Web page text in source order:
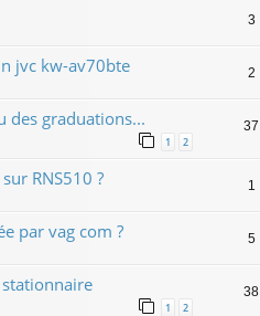
3
jvc kw-av70bte 2
des graduations...
1 2
37
RNS510 ? 1
par vag com ? 5
1 2
38